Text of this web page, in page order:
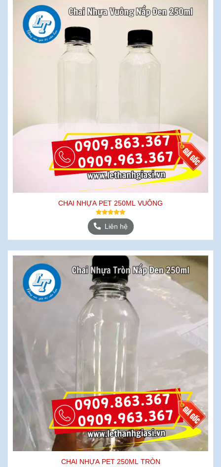
CHAI NHỰA PET 250ML VUÔNG
Liên hệ
CHAI NHỰA PET 250ML TRÒN